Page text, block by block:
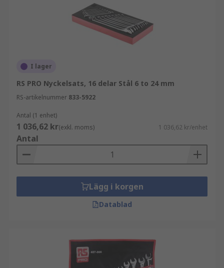
I lager
RS PRO Nyckelsats, 16 delar Stål 6 to 24 mm
RS-artikelnummer 833-5922
Antal (1 enhet)
1 036,62 kr(exkl. moms) 1 036,62 kr/enhet
Antal
Lägg i korgen
Datablad